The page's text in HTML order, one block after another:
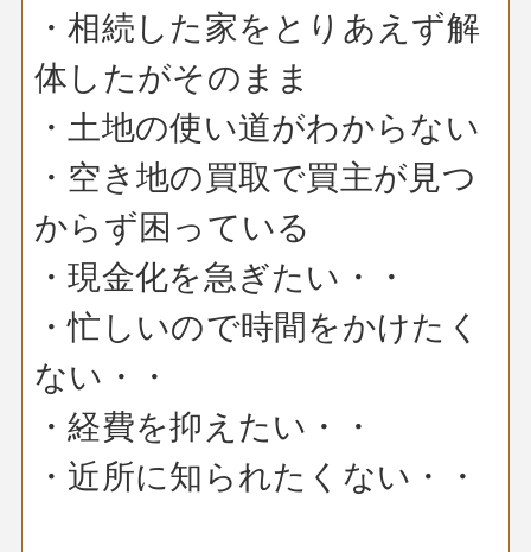
・相続した家をとりあえず解
体したがそのまま
・土地の使い道がわからない
・空き地の買取で買主が見つ
からず困っている
・現金化を急ぎたい・・
・忙しいので時間をかけたく
ない・・
・経費を抑えたい・・
・近所に知られたくない・・